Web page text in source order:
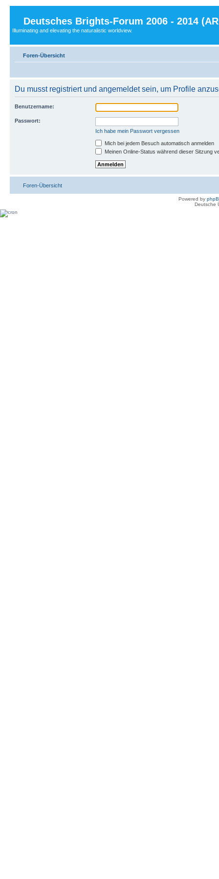
Deutsches Brights-Forum 2006 - 2014
Illuminating and elevating the naturalistic worldview.
Foren-Übersicht
Du musst registriert und angemeldet sein, um Profile
Benutzername:
Passwort:
Ich habe mein Passwort vergessen
Mich bei jedem Besuch automatisch anmelden
Meinen Online-Status während dieser Sitzung
Foren-Übersicht
Powered by
Deutsche